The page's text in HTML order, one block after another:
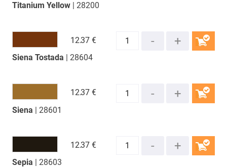
Titanium Yellow| 28200
Siena Tostada | 28604
12.37 €
Siena | 28601
12.37 €
Sepia | 28603
12.37 €